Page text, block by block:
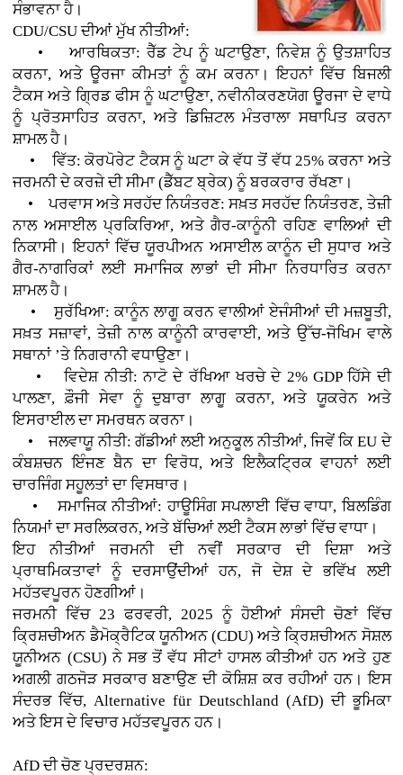
ਸੰਭਾਵਨਾ ਹੈ।
CDU/CSU ਦੀਆਂ ਮੁੱਖ ਨੀਤੀਆਂ:
• ਆਰਥਿਕਤਾ: ਰੈੱਡ ਟੇਪ ਨੂੰ ਘਟਾਉਣਾ, ਨਿਵੇਸ਼ ਨੂੰ ਉਤਸ਼ਾਹਿਤ
ਕਰਨਾ, ਅਤੇ ਊਰਜਾ ਕੀਮਤਾਂ ਨੂੰ ਕਮ ਕਰਨਾ। ਇਹਨਾਂ ਵਿੱਚ ਬਿਜਲੀ
ਟੈਕਸ ਅਤੇ ਗ੍ਰਿਡ ਫੀਸ ਨੂੰ ਘਟਾਉਣਾ, ਨਵੀਨੀਕਰਣਯੋਗ ਊਰਜਾ ਦੇ ਵਾਧੇ
ਨੂੰ ਪ੍ਰੋਤਸਾਹਿਤ ਕਰਨਾ, ਅਤੇ ਡਿਜ਼ਿਟਲ ਮੰਤਰਾਲਾ ਸਥਾਪਿਤ ਕਰਨਾ
ਸ਼ਾਮਲ ਹੈ।
• ਵਿੱਤ: ਕੋਰਪੋਰੇਟ ਟੈਕਸ ਨੂੰ ਘਟਾ ਕੇ ਵੱਧ ਤੋਂ ਵੱਧ 25% ਕਰਨਾ ਅਤੇ
ਜਰਮਨੀ ਦੇ ਕਰਜ਼ੇ ਦੀ ਸੀਮਾ (ਡੈੱਬਟ ਬ੍ਰੇਕ) ਨੂੰ ਬਰਕਰਾਰ ਰੱਖਣਾ।
• ਪਰਵਾਸ ਅਤੇ ਸਰਹੱਦ ਨਿਯੰਤਰਣ: ਸਖ਼ਤ ਸਰਹੱਦ ਨਿਯੰਤਰਣ, ਤੇਜ਼ੀ
ਨਾਲ ਅਸਾਈਲ ਪ੍ਰਕਿਰਿਆ, ਅਤੇ ਗੈਰ-ਕਾਨੂੰਨੀ ਰਹਿਣ ਵਾਲਿਆਂ ਦੀ
ਨਿਕਾਸੀ। ਇਹਨਾਂ ਵਿੱਚ ਯੂਰਪੀਅਨ ਅਸਾਈਲ ਕਾਨੂੰਨ ਦੀ ਸੁਧਾਰ ਅਤੇ
ਗੈਰ-ਨਾਗਰਿਕਾਂ ਲਈ ਸਮਾਜਿਕ ਲਾਭਾਂ ਦੀ ਸੀਮਾ ਨਿਰਧਾਰਿਤ ਕਰਨਾ
ਸ਼ਾਮਲ ਹੈ।
• ਸੁਰੱਖਿਆ: ਕਾਨੂੰਨ ਲਾਗੂ ਕਰਨ ਵਾਲੀਆਂ ਏਜੰਸੀਆਂ ਦੀ ਮਜ਼ਬੂਤੀ,
ਸਖ਼ਤ ਸਜ਼ਾਵਾਂ, ਤੇਜ਼ੀ ਨਾਲ ਕਾਨੂੰਨੀ ਕਾਰਵਾਈ, ਅਤੇ ਉੱਚ-ਜੋਖਿਮ ਵਾਲੇ
ਸਥਾਨਾਂ ’ਤੇ ਨਿਗਰਾਨੀ ਵਧਾਉਣਾ।
• ਵਿਦੇਸ਼ ਨੀਤੀ: ਨਾਟੋ ਦੇ ਰੱਖਿਆ ਖਰਚੇ ਦੇ 2% GDP ਹਿੱਸੇ ਦੀ
ਪਾਲਣਾ, ਫ਼ੌਜੀ ਸੇਵਾ ਨੂੰ ਦੁਬਾਰਾ ਲਾਗੂ ਕਰਨਾ, ਅਤੇ ਯੂਕਰੇਨ ਅਤੇ
ਇਸਰਾਈਲ ਦਾ ਸਮਰਥਨ ਕਰਨਾ।
• ਜਲਵਾਯੂ ਨੀਤੀ: ਗੱਡੀਆਂ ਲਈ ਅਨੁਕੂਲ ਨੀਤੀਆਂ, ਜਿਵੇਂ ਕਿ EU ਦੇ
ਕੰਬਸ਼ਚਨ ਇੰਜਣ ਬੈਨ ਦਾ ਵਿਰੋਧ, ਅਤੇ ਇਲੈਕਟ੍ਰਿਕ ਵਾਹਨਾਂ ਲਈ
ਚਾਰਜਿੰਗ ਸਹੂਲਤਾਂ ਦਾ ਵਿਸਥਾਰ।
• ਸਮਾਜਿਕ ਨੀਤੀਆਂ: ਹਾਊਸਿੰਗ ਸਪਲਾਈ ਵਿੱਚ ਵਾਧਾ, ਬਿਲਡਿੰਗ
ਨਿਯਮਾਂ ਦਾ ਸਰਲਿਕਰਨ, ਅਤੇ ਬੱਚਿਆਂ ਲਈ ਟੈਕਸ ਲਾਭਾਂ ਵਿੱਚ ਵਾਧਾ।
ਇਹ ਨੀਤੀਆਂ ਜਰਮਨੀ ਦੀ ਨਵੀਂ ਸਰਕਾਰ ਦੀ ਦਿਸ਼ਾ ਅਤੇ
ਪ੍ਰਾਥਮਿਕਤਾਵਾਂ ਨੂੰ ਦਰਸਾਉਂਦੀਆਂ ਹਨ, ਜੋ ਦੇਸ਼ ਦੇ ਭਵਿੱਖ ਲਈ
ਮਹੱਤਵਪੂਰਨ ਹੋਣਗੀਆਂ।
ਜਰਮਨੀ ਵਿੱਚ 23 ਫਰਵਰੀ, 2025 ਨੂੰ ਹੋਈਆਂ ਸੰਸਦੀ ਚੋਣਾਂ ਵਿੱਚ
ਕ੍ਰਿਸ਼ਚੀਅਨ ਡੈਮੋਕ੍ਰੈਟਿਕ ਯੂਨੀਅਨ (CDU) ਅਤੇ ਕ੍ਰਿਸ਼ਚੀਅਨ ਸੋਸ਼ਲ
ਯੂਨੀਅਨ (CSU) ਨੇ ਸਭ ਤੋਂ ਵੱਧ ਸੀਟਾਂ ਹਾਸਲ ਕੀਤੀਆਂ ਹਨ ਅਤੇ ਹੁਣ
ਅਗਲੀ ਗਠਜੋੜ ਸਰਕਾਰ ਬਣਾਉਣ ਦੀ ਕੋਸ਼ਿਸ਼ ਕਰ ਰਹੀਆਂ ਹਨ। ਇਸ
ਸੰਦਰਭ ਵਿੱਚ, Alternative für Deutschland (AfD) ਦੀ ਭੂਮਿਕਾ
ਅਤੇ ਇਸ ਦੇ ਵਿਚਾਰ ਮਹੱਤਵਪੂਰਨ ਹਨ।
AfD ਦੀ ਚੋਣ ਪ੍ਰਦਰਸ਼ਨ: